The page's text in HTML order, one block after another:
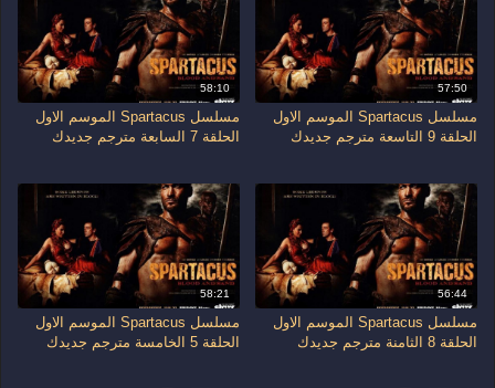
57:50
مسلسل Spartacus الموسم الاول
الحلقة 9 التاسعة مترجم جديدك
58:10
مسلسل Spartacus الموسم الاول
الحلقة 7 السابعة مترجم جديدك
56:44
مسلسل Spartacus الموسم الاول
الحلقة 8 الثامنة مترجم جديدك
58:21
مسلسل Spartacus الموسم الاول
الحلقة 5 الخامسة مترجم جديدك